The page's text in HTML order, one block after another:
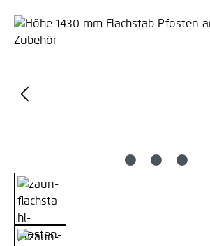
Bildergalerie überspringen